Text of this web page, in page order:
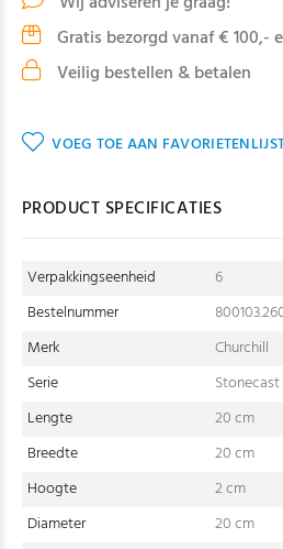
Gratis bezorgd vanaf € 100,-
Veilig bestellen & betalen
VOEG TOE AAN
PRODUCT SPECIFICATIES
Verpakkingseenheid
6
Bestelnummer
Merk
Churchill
Serie
Stonecast
Lengte
20 cm
Breedte
20 cm
Hoogte
2 cm
Diameter
20 cm